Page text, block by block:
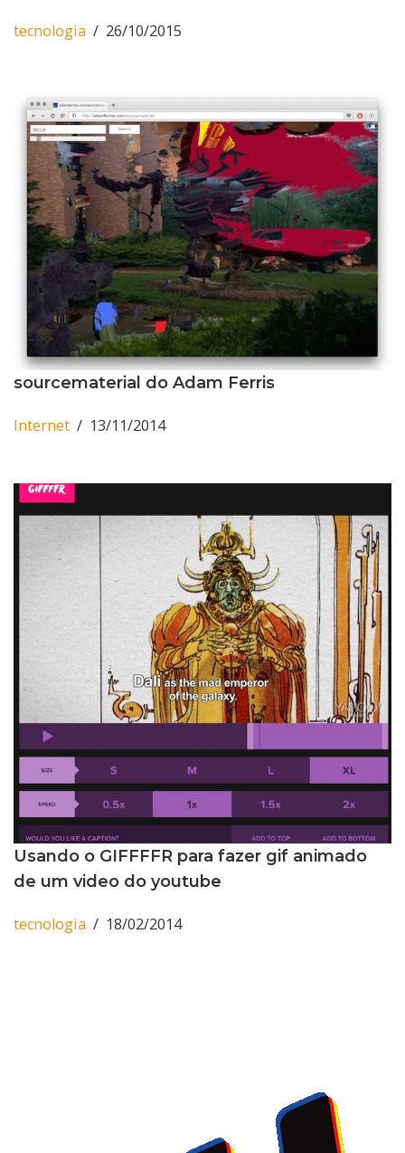
tecnologia 26/10/2015
sourcematerial do Adam Ferris
Internet 13/11/2014
Usando o GIFFFFR para fazer gif animado
de um video do youtube
tecnologia 18/02/2014